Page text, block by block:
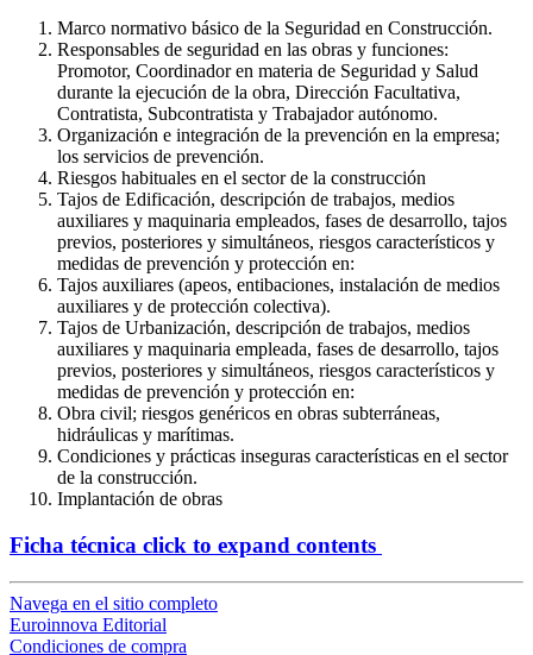
Marco normativo básico de la Seguridad en Construcción.
Responsables de seguridad en las obras y funciones:
Promotor, Coordinador en materia de Seguridad y Salud
durante la ejecución de la obra, Dirección Facultativa,
Contratista, Subcontratista y Trabajador autónomo.
Organización e integración de la prevención en la empresa;
los servicios de prevención.
Riesgos habituales en el sector de la construcción
Tajos de Edificación, descripción de trabajos, medios
auxiliares y maquinaria empleados, fases de desarrollo, tajos
previos, posteriores y simultáneos, riesgos característicos y
medidas de prevención y protección en:
Tajos auxiliares (apeos, entibaciones, instalación de medios
auxiliares y de protección colectiva).
Tajos de Urbanización, descripción de trabajos, medios
auxiliares y maquinaria empleada, fases de desarrollo, tajos
previos, posteriores y simultáneos, riesgos característicos y
medidas de prevención y protección en:
Obra civil; riesgos genéricos en obras subterráneas,
hidráulicas y marítimas.
Condiciones y prácticas inseguras características en el sector
de la construcción.
Implantación de obras
Ficha técnica click to expand contents
Navega en el sitio completo
Euroinnova Editorial
Condiciones de compra